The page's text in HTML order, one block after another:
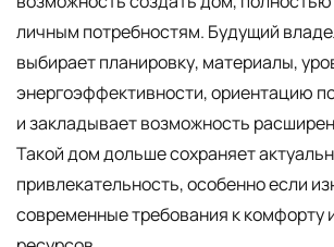
личным потребностям. Будущий
выбирает планировку, материалы,
энергоэффективности, ориентацию
и закладывает возможность
Такой дом дольше сохраняет
привлекательность, особенно если
современные требования к комфорту